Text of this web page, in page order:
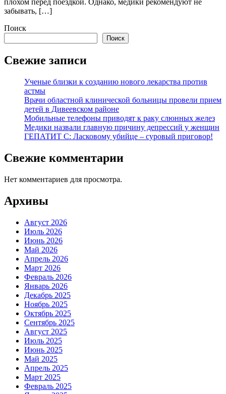
плохом перед поездкой. Однако, медики рекомендуют не
забывать, […]
Поиск
Поиск
Свежие записи
Ученые близки к созданию нового лекарства против
астмы
Врачи областной клинической больницы провели прием
детей в Дивеевском районе
Мобильные телефоны приводят к раку слюнных желез
Медики назвали главную причину депрессий у женщин
ГЕПАТИТ С: Ласковому убийце – суровый приговор!
Свежие комментарии
Нет комментариев для просмотра.
Архивы
Август 2026
Июль 2026
Июнь 2026
Май 2026
Апрель 2026
Март 2026
Февраль 2026
Январь 2026
Декабрь 2025
Ноябрь 2025
Октябрь 2025
Сентябрь 2025
Август 2025
Июль 2025
Июнь 2025
Май 2025
Апрель 2025
Март 2025
Февраль 2025